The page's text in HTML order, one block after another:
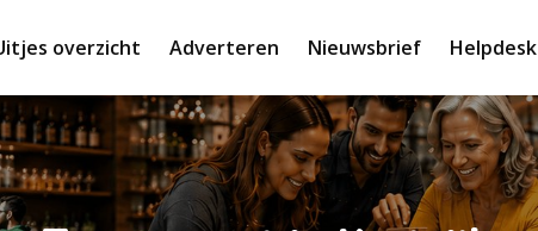
overzicht Adverteren Nieuwsbrief Helpdesk